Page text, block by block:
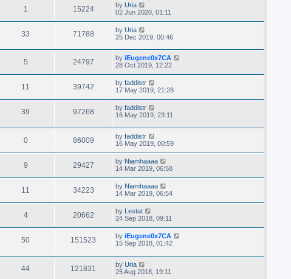
1 15224 by Uria
02 Jun 2020, 01:11
33 71788 by Uria
25 Dec 2019, 00:46
5 24797 by iEugene0x7CA
28 Oct 2019, 12:22
11 39742 by faddistr
17 May 2019, 21:28
39 97268 by faddistr
16 May 2019, 23:11
0 86009 by faddistr
16 May 2019, 00:59
9 29427 by Niamhaaaa
14 Mar 2019, 06:58
11 34223 by Niamhaaaa
14 Mar 2019, 06:54
4 20662 by Lestat
24 Sep 2018, 09:11
50 151523 by iEugene0x7CA
15 Sep 2018, 01:42
44 121831 by Uria
25 Aug 2018, 19:11